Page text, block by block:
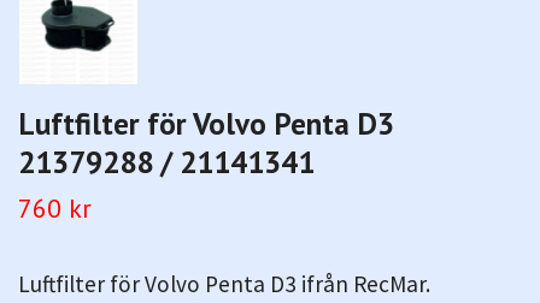
Luftfilter för Volvo Penta D3
21379288 / 21141341
760 kr
Luftfilter för Volvo Penta D3 ifrån RecMar.